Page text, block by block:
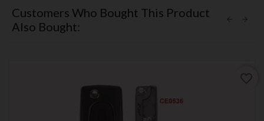
Customers Who Bought This Product
Also Bought: